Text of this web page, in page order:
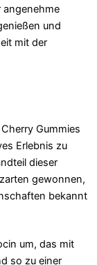
angenehme
und
mit der
Gummies
Erlebnis zu
dieser
gewonnen,
bekannt
um, das mit
so zu einer